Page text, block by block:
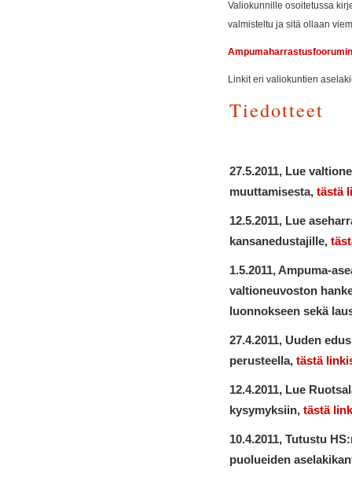
Valiokunnille osoitetussa
valmisteltu ja sitä ollaan
Linkit eri valiokuntien
Tiedotteet
27.5.2011, Lue
muuttamisesta, tästä
12.5.2011, Lue
kansanedustajille,
1.5.2011, Ampuma-
valtioneuvoston
luonnokseen sekä
27.4.2011, Uuden
perusteella, tästä
12.4.2011, Lue
kysymyksiin, tästä
10.4.2011, Tutustu
puolueiden